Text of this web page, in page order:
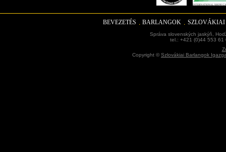
BEVEZETÉS BARLANGOK SZLOVÁKIAI
Správa slovenských jaskýň,
tel.: +421 (0)44 553
Copyright ©Szlovákiai Barlangok